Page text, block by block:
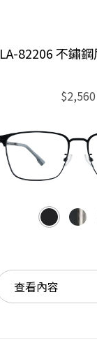
LA-82206 不鏽
$2,560
查看內容